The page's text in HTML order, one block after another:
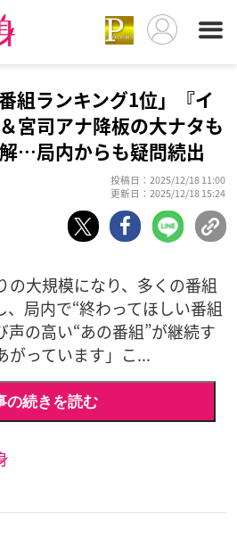
組ランキング1位」『イ
宮司アナ降板の大ナタも
…局内からも疑問続出
投稿日：2025/12/18 11:00
更新日：2025/12/18 15:24
の大規模になり、多くの番組
局内で“終わってほしい番組
声の高い“あの番組”が継続す
がっています」こ...
の続きを読む